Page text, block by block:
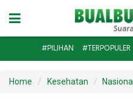
#PILIHAN #TERPOPULER
Home Kesehatan Nasional